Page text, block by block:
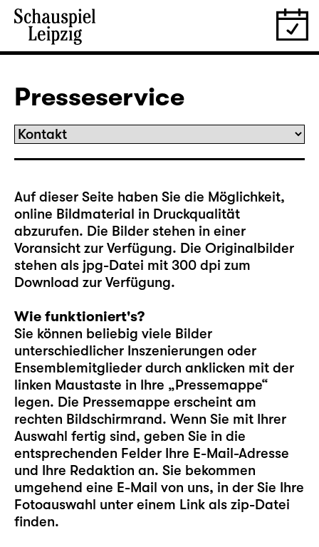
Presseservice
Auf dieser Seite haben Sie die Möglichkeit,
online Bildmaterial in Druckqualität
abzurufen. Die Bilder stehen in einer
Voransicht zur Verfügung. Die Originalbilder
stehen als jpg-Datei mit 300 dpi zum
Download zur Verfügung.
Wie funktioniert's?
Sie können beliebig viele Bilder
unterschiedlicher Inszenierungen oder
Ensemblemitglieder durch anklicken mit der
linken Maustaste in Ihre „Pressemappe“
legen. Die Pressemappe erscheint am
rechten Bildschirmrand. Wenn Sie mit Ihrer
Auswahl fertig sind, geben Sie in die
entsprechenden Felder Ihre E-Mail-Adresse
und Ihre Redaktion an. Sie bekommen
umgehend eine E-Mail von uns, in der Sie Ihre
Fotoauswahl unter einem Link als zip-Datei
finden.